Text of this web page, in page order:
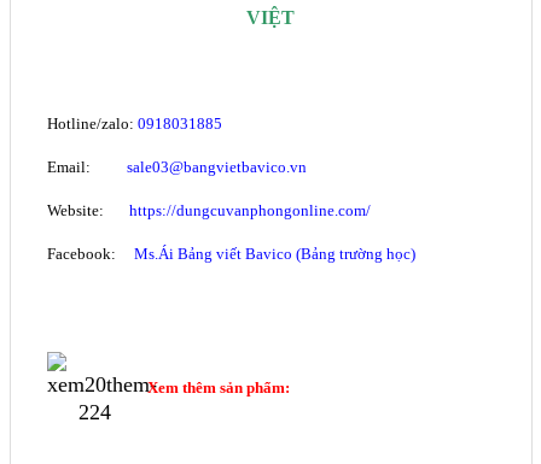
VIỆT
Hotline/zalo: 0918031885
Email: sale03@bangvietbavico.vn
Website: https://dungcuvanphongonline.com/
Facebook: Ms.Ái Bảng viết Bavico (Bảng trường học)
Xem thêm sản phẩm: